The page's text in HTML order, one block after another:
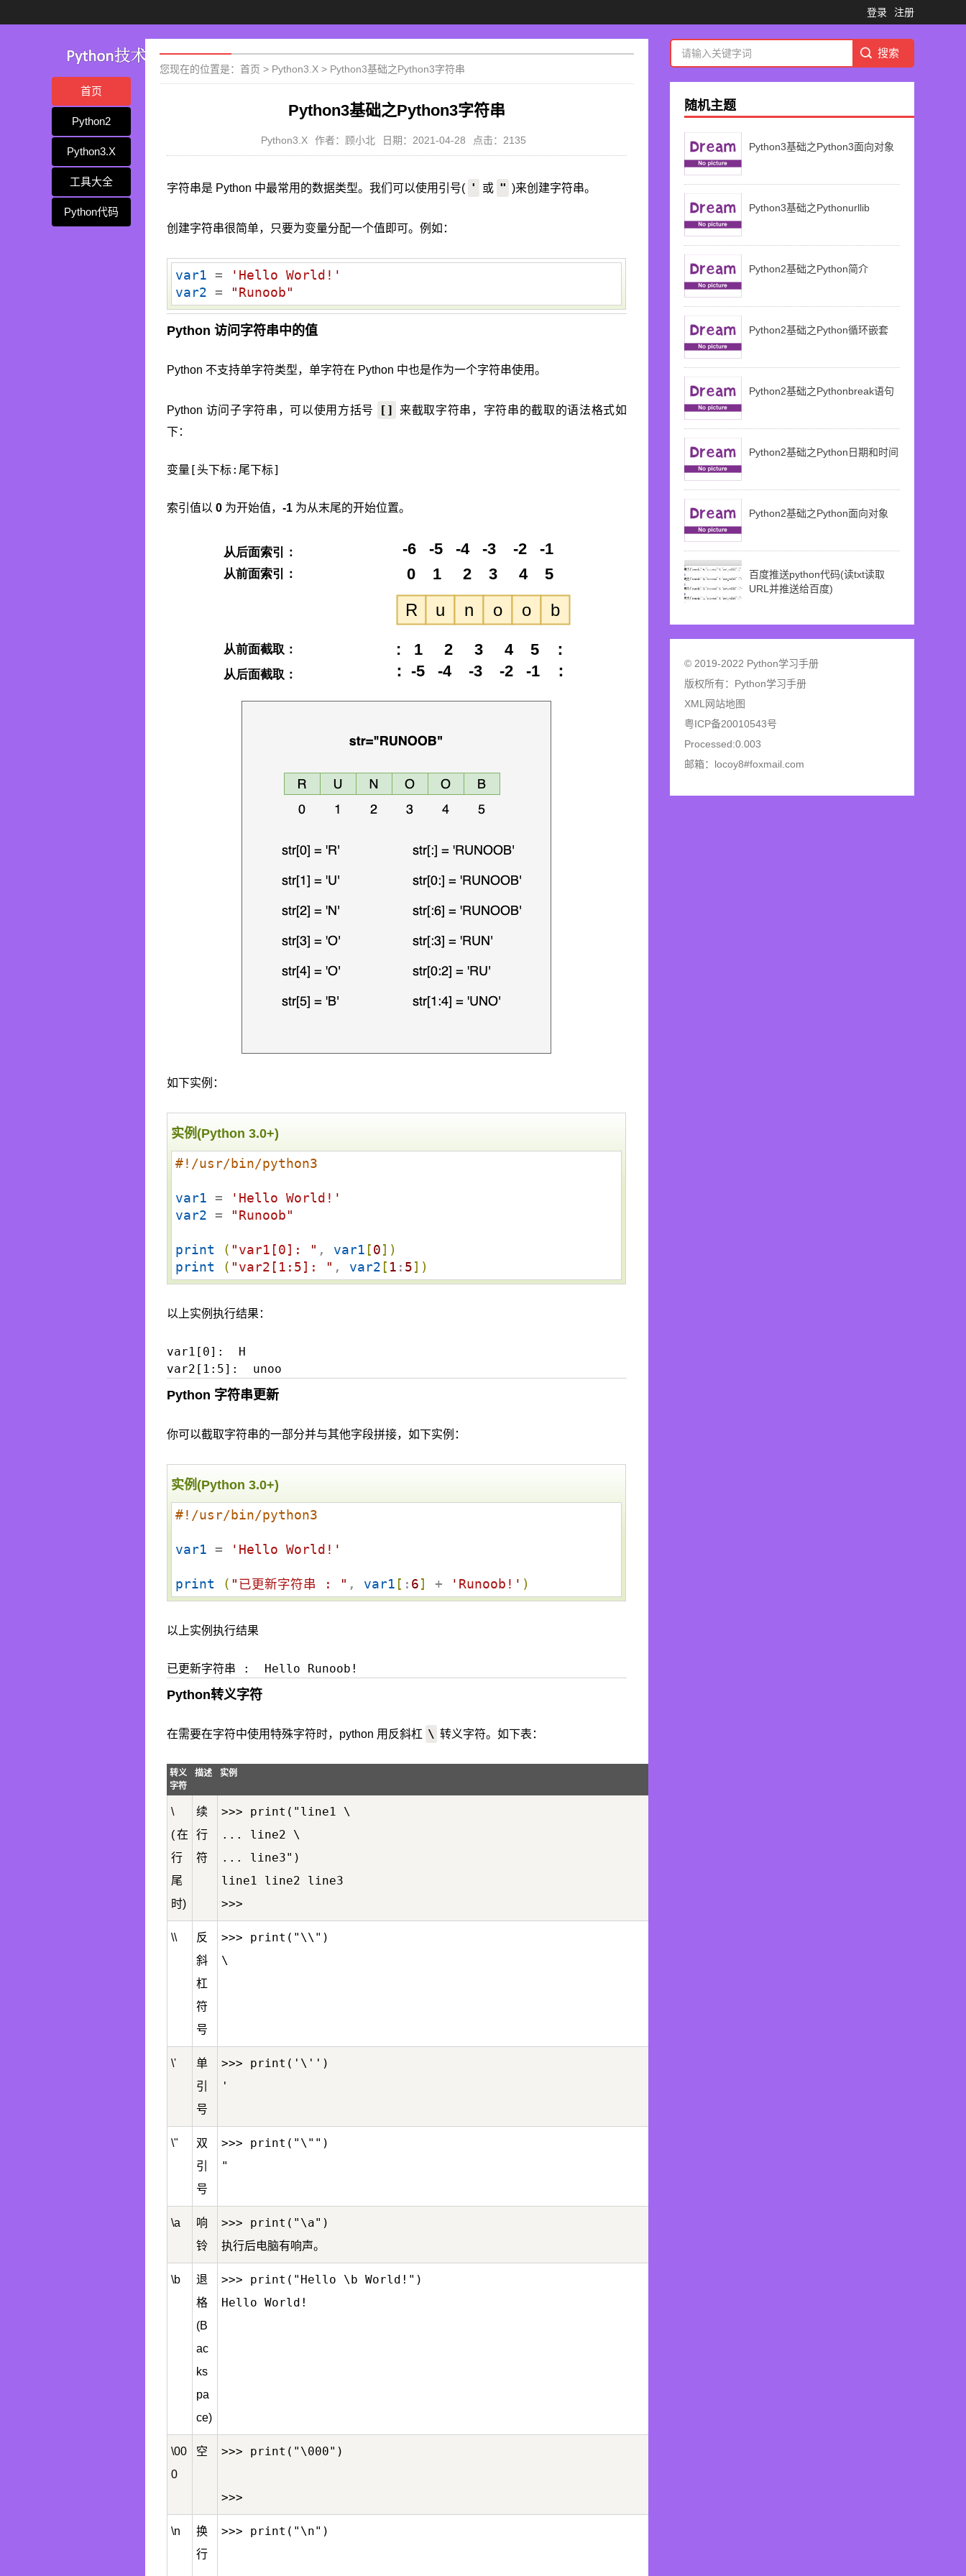
登录 注册
首页
Python2
Python3.X
工具大全
Python代码
您现在的位置是： 首页 > Python3.X > Python3基础之Python3字符串
Python3基础之Python3字符串
Python3.X 作者：顾小北 日期：2021-04-28 点击：2135
字符串是 Python 中最常用的数据类型。我们可以使用引号( ' 或 " )来创建字符串。
创建字符串很简单，只要为变量分配一个值即可。例如：
var1 = ' Hello World! '
var2 = " Runoob "
Python 访问字符串中的值
Python 不支持单字符类型，单字符在 Python 中也是作为一个字符串使用。
Python 访问子字符串，可以使用方括号 []
来截取字符串，字符串的截取的语法格式如
下：
变量[头下标:尾下标]
索引值以 0 为开始值， -1 为从末尾的开始位置。
如下实例：
实例(Python 3.0+)
#!/usr/bin/python3
var1 = ' Hello World! '
var2 = " Runoob "
print ( " var1[0]: " , var1 [ 0 ] )
print
( " var2[1:5]: " , var2 [ 1 : 5 ] )
以上实例执行结果：
var1[0]:  H
Python 字符串更新
你可以截取字符串的一部分并与其他字段拼接，如下实例：
实例(Python 3.0+)
#!/usr/bin/python3
var1 = ' Hello World! '
print ( " 已更新字符串 : " , var1 [ : 6 ] + ' Runoob! ' )
以上实例执行结果
Python转义字符
在需要在字符中使用特殊字符时，python 用反斜杠 \ 转义字符。如下表：
转义
字符
描述 实例
\
(在
行
尾
时)
续
行
符
>>> print("line1 \
... line2 \
... line3")
line1 line2 line3
\\
反
斜
杠
符
号
>>> print("\\")
\
\'
单
引
号
>>> print('\'')
\"
双
引
号
>>> print("\"")
"
\a
响
铃
>>> print("\a")
执行后电脑有响声。
\b
退
格
(B
ac
ks
pa
ce)
>>> print("Hello \b World!")
Hello World!
\00
0
空 >>> print("\000")
\n
换
行
>>> print("\n")
随机主题
Python3基础之Python3面向对象
Python3基础之Pythonurllib
Python2基础之Python简介
Python2基础之Python循环嵌套
Python2基础之Pythonbreak语句
Python2基础之Python日期和时间
Python2基础之Python面向对象
百度推送python代码(读txt读取
URL并推送给百度)
© 2019-2022 Python学习手册
版权所有： Python学习手册
XML网站地图
粤ICP备20010543号
Processed:0.003
邮箱：locoy8#foxmail.com